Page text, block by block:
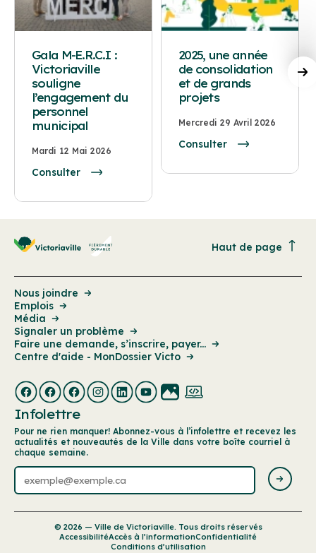
Gala M-E.R.C.I :
Victoriaville
souligne
l’engagement du
personnel
municipal
Mardi 12 Mai 2026
Consulter
2025, une année
de consolidation
et de grands
projets
Mercredi 29 Avril 2026
Consulter
Haut de page
Nous joindre
Emplois
Média
Signaler un problème
Faire une demande, s’inscrire, payer...
Centre d'aide - MonDossier Victo
Infolettre
Pour ne rien manquer! Abonnez-vous à l’infolettre et recevez les
actualités et nouveautés de la Ville dans votre boîte courriel à
chaque semaine.
© 2026 — Ville de Victoriaville. Tous droits réservés
AccessibilitéAccès à l’informationConfidentialité
Conditions d’utilisation